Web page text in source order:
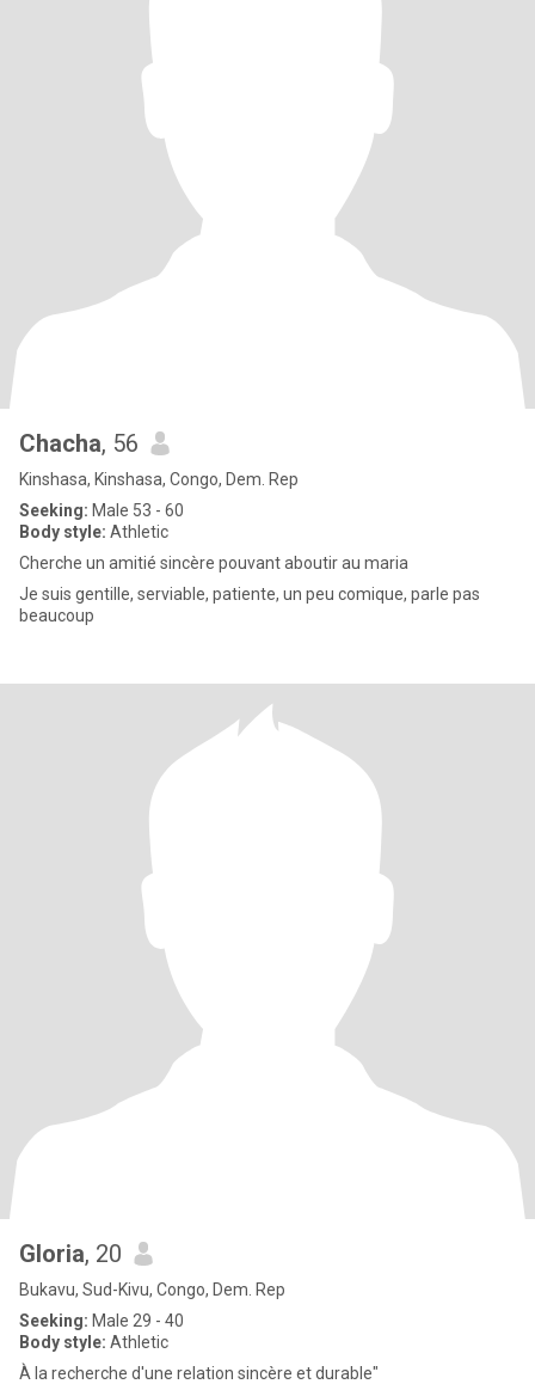
Chacha, 56
Kinshasa, Kinshasa, Congo, Dem. Rep
Seeking: Male 53 - 60
Body style: Athletic
Cherche un amitié sincère pouvant aboutir au maria
Je suis gentille, serviable, patiente, un peu comique, parle pas
beaucoup
Gloria, 20
Bukavu, Sud-Kivu, Congo, Dem. Rep
Seeking: Male 29 - 40
Body style: Athletic
À la recherche d'une relation sincère et durable"